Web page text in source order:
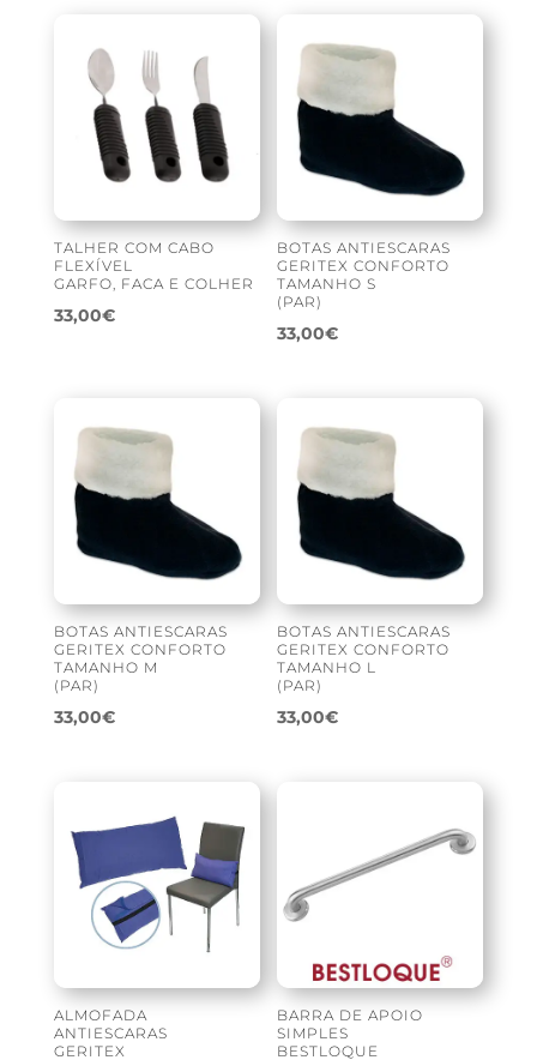
TALHER COM CABO
FLEXÍVEL
GARFO, FACA E COLHER
33,00€
BOTAS ANTIESCARAS
GERITEX CONFORTO
TAMANHO S
(PAR)
33,00€
BOTAS ANTIESCARAS
GERITEX CONFORTO
TAMANHO M
(PAR)
33,00€
BOTAS ANTIESCARAS
GERITEX CONFORTO
TAMANHO L
(PAR)
33,00€
ALMOFADA
ANTIESCARAS
GERITEX
BARRA DE APOIO
SIMPLES
BESTLOQUE